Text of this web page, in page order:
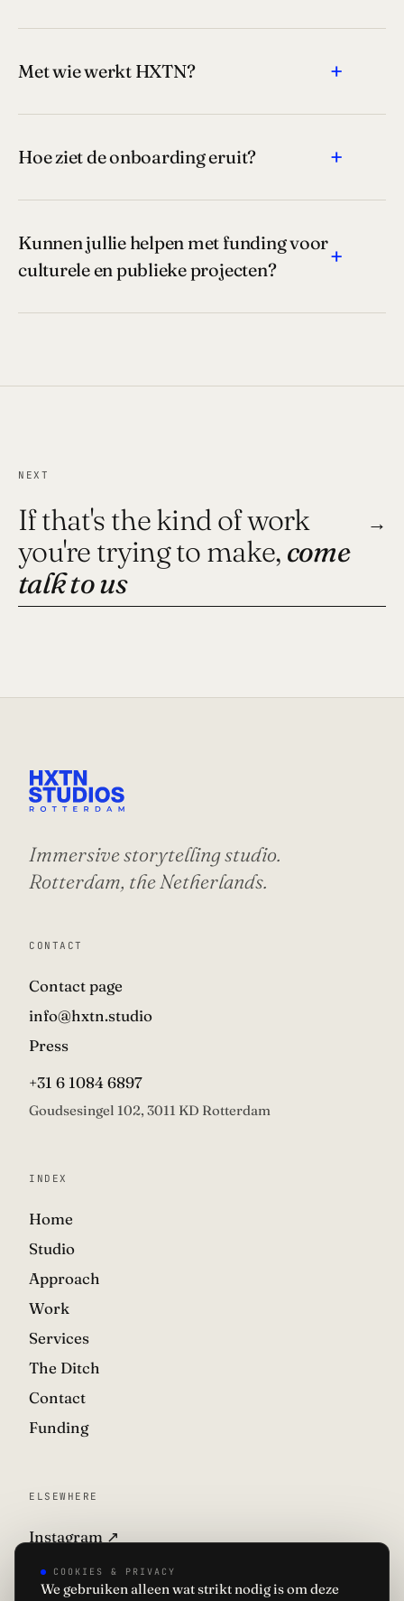
Met wie werkt HXTN? +
Hoe ziet de onboarding eruit? +
Kunnen jullie helpen met funding voor
culturele en publieke projecten?
+
NEXT
If that's the kind of work
you're trying to make, come
talk to us
→
Immersive storytelling studio.
Rotterdam, the Netherlands.
CONTACT
Contact page
info@hxtn.studio
Press
+31 6 1084 6897
Goudsesingel 102, 3011 KD Rotterdam
INDEX
Home
Studio
Approach
Work
Services
The Ditch
Contact
Funding
ELSEWHERE
Instagram ↗
LinkedIn ↗
COOKIES & PRIVACY
We gebruiken alleen wat strikt nodig is om deze